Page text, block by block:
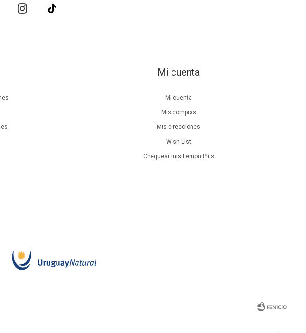
Mi cuenta
Mi cuenta
Mis compras
Mis direcciones
Wish List
Chequear mis Lemon Plus
